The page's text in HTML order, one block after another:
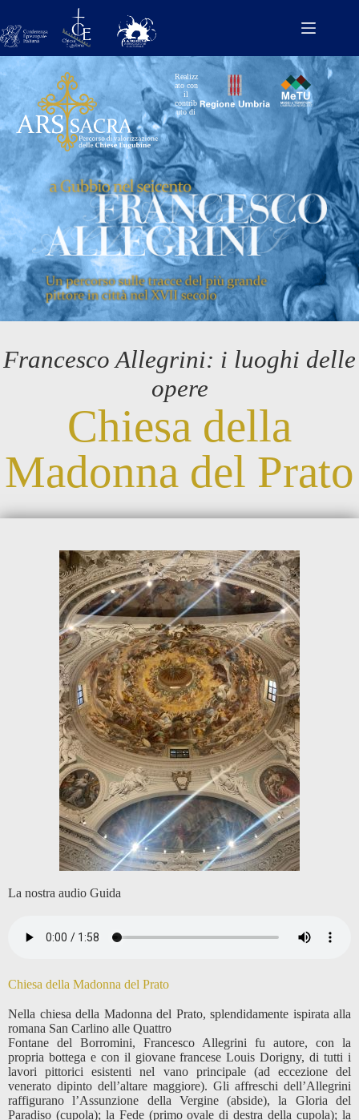
Realizz
ato con
il
contrib
uto di
Francesco Allegrini: i luoghi delle
opere
Chiesa della
Madonna del Prato
La nostra audio Guida
Chiesa della Madonna del Prato
Nella chiesa della Madonna del Prato, splendidamente ispirata alla
romana San Carlino alle Quattro
Fontane del Borromini, Francesco Allegrini fu autore, con la
propria bottega e con il giovane francese Louis Dorigny, di tutti i
lavori pittorici esistenti nel vano principale (ad eccezione del
venerato dipinto dell’altare maggiore). Gli affreschi dell’Allegrini
raffigurano l’Assunzione della Vergine (abside), la Gloria del
Paradiso (cupola); la Fede (primo ovale di destra della cupola); la